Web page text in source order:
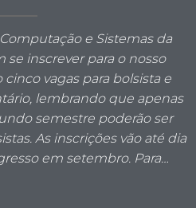
e Sistemas da
se inscrever para o nosso
cinco vagas para bolsista e
lembrando que apenas
semestre poderão ser
As inscrições vão até dia
em setembro. Para…